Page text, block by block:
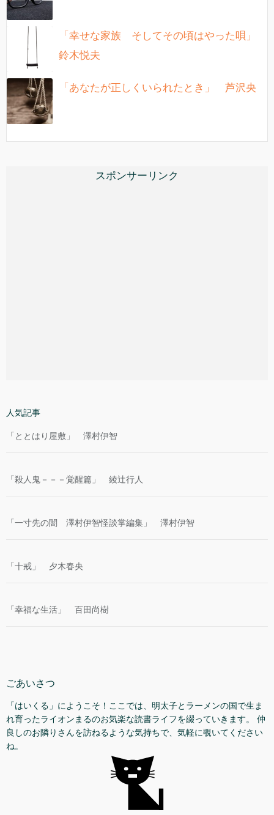
「幸せな家族 そしてその頃はやった唄」
鈴木悦夫
「あなたが正しくいられたとき」 芦沢央
スポンサーリンク
人気記事
「ととはり屋敷」 澤村伊智
「殺人鬼－－－覚醒篇」 綾辻行人
「一寸先の闇 澤村伊智怪談掌編集」 澤村伊智
「十戒」 夕木春央
「幸福な生活」 百田尚樹
ごあいさつ
「はいくる」にようこそ！ここでは、明太子とラーメンの国で生ま
れ育ったライオンまるのお気楽な読書ライフを綴っていきます。 仲
良しのお隣りさんを訪ねるような気持ちで、気軽に覗いてください
ね。